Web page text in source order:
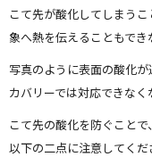
こて先が酸化してしまう
象へ熱を伝えることもでき
写真のように表⾯の酸化
カバリーでは対応できなく
こて先の酸化を防ぐこと
以下の⼆点に注意してくだ